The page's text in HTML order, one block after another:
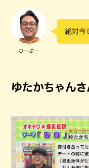
ひーぷー
絶対今
ゆたかちゃん